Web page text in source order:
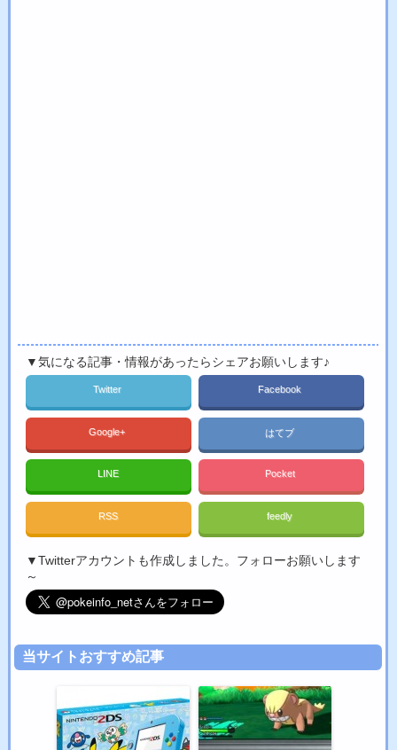
▼気になる記事・情報があったらシェアお願いします♪
Twitter Facebook
Google+ はてブ
LINE Pocket
RSS feedly
▼Twitterアカウントも作成しました。フォローお願いします
～
当サイトおすすめ記事